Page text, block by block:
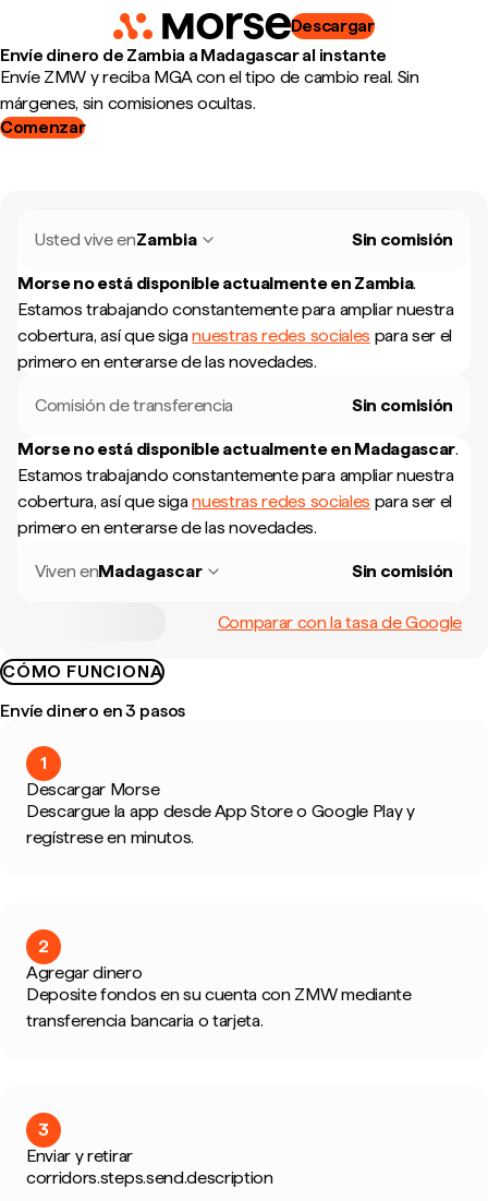
Descargar
Envíe dinero de Zambia a Madagascar al instante
Envíe ZMW y reciba MGA con el tipo de cambio real. Sin
márgenes, sin comisiones ocultas.
Comenzar
Usted vive enZambia Sin comisión
Morse no está disponible actualmente en Zambia.
Estamos trabajando constantemente para ampliar nuestra
cobertura, así que siganuestras redes sociales para ser el
primero en enterarse de las novedades.
Comisión de transferencia Sin comisión
Morse no está disponible actualmente en Madagascar.
Estamos trabajando constantemente para ampliar nuestra
cobertura, así que siganuestras redes sociales para ser el
primero en enterarse de las novedades.
Viven enMadagascar Sin comisión
Comparar con la tasa de Google
CÓMO FUNCIONA
Envíe dinero en 3 pasos
1
Descargar Morse
Descargue la app desde App Store o Google Play y
regístrese en minutos.
2
Agregar dinero
Deposite fondos en su cuenta con ZMW mediante
transferencia bancaria o tarjeta.
3
Enviar y retirar
corridors.steps.send.description